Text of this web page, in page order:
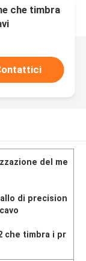
che timbra
del me
di precision
che timbra i pr